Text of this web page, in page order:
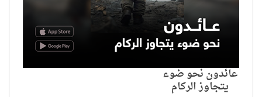
عائدون نحو ضوء
يتجاوز الركام